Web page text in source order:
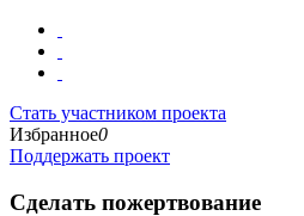
Стать участником проекта
Избранное0
Поддержать проект
Сделать пожертвование